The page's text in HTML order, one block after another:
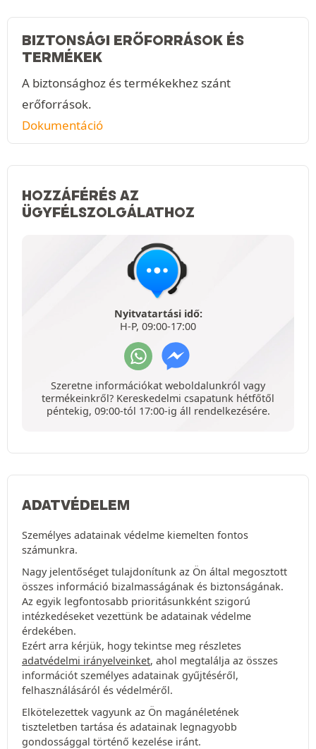
BIZTONSÁGI ERŐFORRÁSOK ÉS
TERMÉKEK
A biztonsághoz és termékekhez szánt
erőforrások.
Dokumentáció
HOZZÁFÉRÉS AZ
ÜGYFÉLSZOLGÁLATHOZ
Nyitvatartási idő:
H-P, 09:00-17:00
Szeretne információkat weboldalunkról vagy
termékeinkről? Kereskedelmi csapatunk hétfőtől
péntekig, 09:00-tól 17:00-ig áll rendelkezésére.
ADATVÉDELEM
Személyes adatainak védelme kiemelten fontos
számunkra.
Nagy jelentőséget tulajdonítunk az Ön által megosztott
összes információ bizalmasságának és biztonságának.
Az egyik legfontosabb prioritásunkként szigorú
intézkedéseket vezettünk be adatainak védelme
érdekében.
Ezért arra kérjük, hogy tekintse meg részletes
adatvédelmi irányelveinket, ahol megtalálja az összes
információt személyes adatainak gyűjtéséről,
felhasználásáról és védelméről.
Elkötelezettek vagyunk az Ön magánéletének
tiszteletben tartása és adatainak legnagyobb
gondossággal történő kezelése iránt.